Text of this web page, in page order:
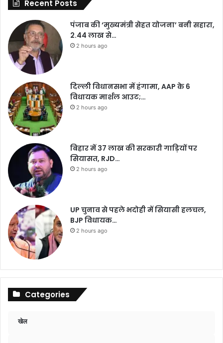
Recent Posts
पंजाब की ‘मुख्यमंत्री सेहत योजना’ बनी सहारा,
2.44 लाख से…
2 hours ago
दिल्ली विधानसभा में हंगामा, AAP के 6
विधायक मार्शल आउट;…
2 hours ago
बिहार में 37 लाख की सरकारी गाड़ियों पर
सियासत, RJD…
2 hours ago
UP चुनाव से पहले भदोही में सियासी हलचल,
BJP विधायक…
2 hours ago
Categories
खेल